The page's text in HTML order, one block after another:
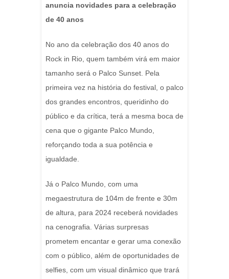
anuncia novidades para a celebração
de 40 anos
No ano da celebração dos 40 anos do
Rock in Rio, quem também virá em maior
tamanho será o Palco Sunset. Pela
primeira vez na história do festival, o palco
dos grandes encontros, queridinho do
público e da crítica, terá a mesma boca de
cena que o gigante Palco Mundo,
reforçando toda a sua potência e
igualdade.
Já o Palco Mundo, com uma
megaestrutura de 104m de frente e 30m
de altura, para 2024 receberá novidades
na cenografia. Várias surpresas
prometem encantar e gerar uma conexão
com o público, além de oportunidades de
selfies, com um visual dinâmico que trará